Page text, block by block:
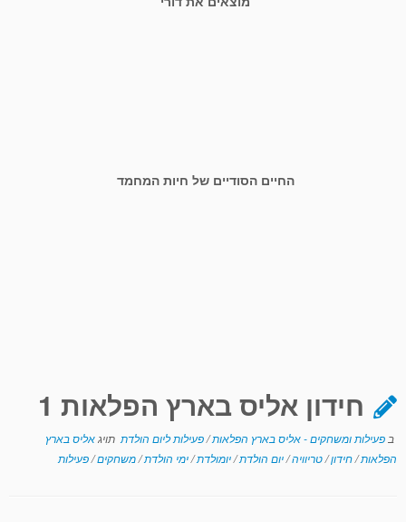
החיים הסודיים של חיות המחמד
חידון אליס בארץ הפלאות 1
ב פעילות ומשחקים - אליס בארץ הפלאות/פעילות ליום הולדת תויגאליס בארץ
הפלאות/חידון/טריוויה/יום הולדת/יומולדת/ימי הולדת/משחקים/פעילות